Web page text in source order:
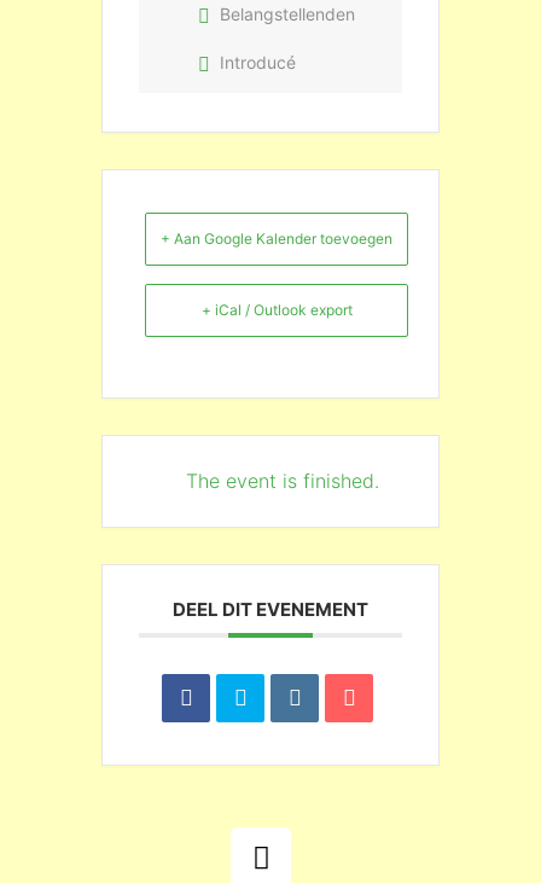
Belangstellenden
Introducé
+ Aan Google Kalender toevoegen
+ iCal / Outlook export
The event is finished.
DEEL DIT EVENEMENT